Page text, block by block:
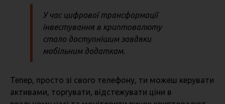
У час цифрової трансформації
інвестування в криптовалюту
стало доступнішим завдяки
мобільним додаткам.
Тепер, просто зі свого телефону, ти можеш керувати
активами, торгувати, відстежувати ціни в